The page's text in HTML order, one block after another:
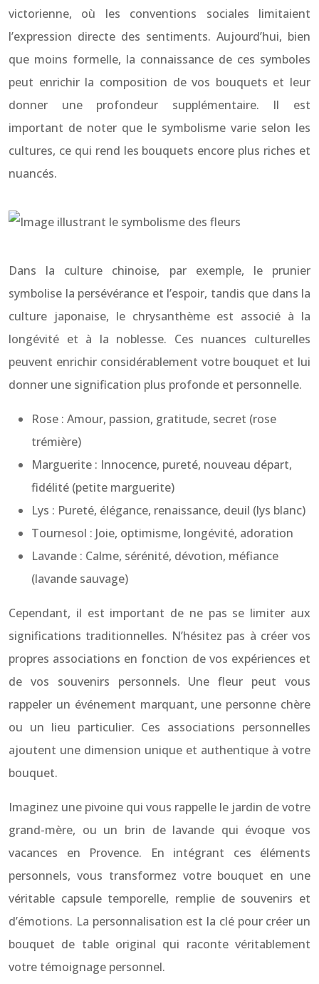
victorienne, où les conventions sociales limitaient
l’expression directe des sentiments. Aujourd’hui, bien
que moins formelle, la connaissance de ces symboles
peut enrichir la composition de vos bouquets et leur
donner une profondeur supplémentaire. Il est
important de noter que le symbolisme varie selon les
cultures, ce qui rend les bouquets encore plus riches et
nuancés.
Dans la culture chinoise, par exemple, le prunier
symbolise la persévérance et l’espoir, tandis que dans la
culture japonaise, le chrysanthème est associé à la
longévité et à la noblesse. Ces nuances culturelles
peuvent enrichir considérablement votre bouquet et lui
donner une signification plus profonde et personnelle.
Rose : Amour, passion, gratitude, secret (rose
trémière)
Marguerite : Innocence, pureté, nouveau départ,
fidélité (petite marguerite)
Lys : Pureté, élégance, renaissance, deuil (lys blanc)
Tournesol : Joie, optimisme, longévité, adoration
Lavande : Calme, sérénité, dévotion, méfiance
(lavande sauvage)
Cependant, il est important de ne pas se limiter aux
significations traditionnelles. N’hésitez pas à créer vos
propres associations en fonction de vos expériences et
de vos souvenirs personnels. Une fleur peut vous
rappeler un événement marquant, une personne chère
ou un lieu particulier. Ces associations personnelles
ajoutent une dimension unique et authentique à votre
bouquet.
Imaginez une pivoine qui vous rappelle le jardin de votre
grand-mère, ou un brin de lavande qui évoque vos
vacances en Provence. En intégrant ces éléments
personnels, vous transformez votre bouquet en une
véritable capsule temporelle, remplie de souvenirs et
d’émotions. La personnalisation est la clé pour créer un
bouquet de table original qui raconte véritablement
votre témoignage personnel.